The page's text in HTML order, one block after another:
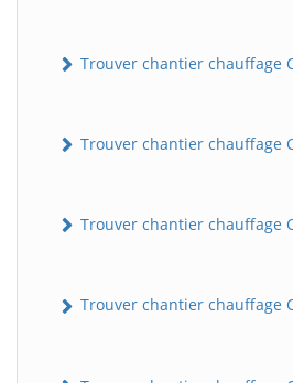
Trouver chantier chauffage
Trouver chantier chauffage
Trouver chantier chauffage
Trouver chantier chauffage